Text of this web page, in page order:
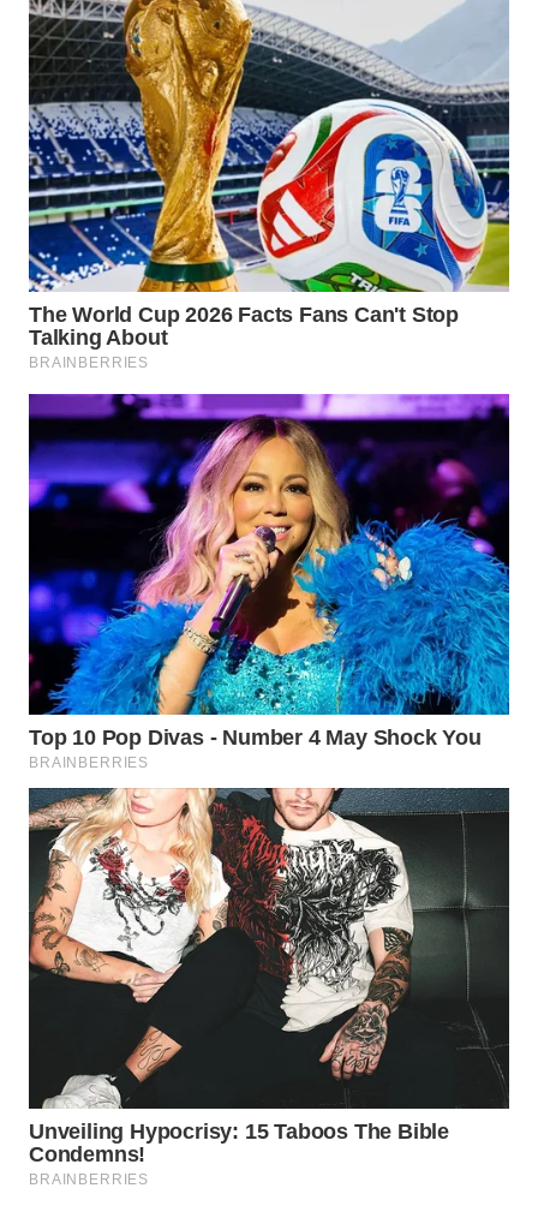
WN
NIAS
WN
LANGKAT
WN
TAPANULI
SELATAN
WN
TANJUNG
LESUNG
WN
KARO
WN
LABUHANBATU
WN
TAPANULI
TENGAH
WN DELI
SERDANG
WN
TEBING
TINGGI
WN
KARAWANG